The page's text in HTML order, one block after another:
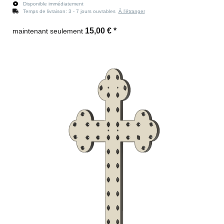
Disponible immédiatement
Temps de livraison: 3 - 7 jours ouvrables À l'étranger
maintenant seulement 15,00 € *